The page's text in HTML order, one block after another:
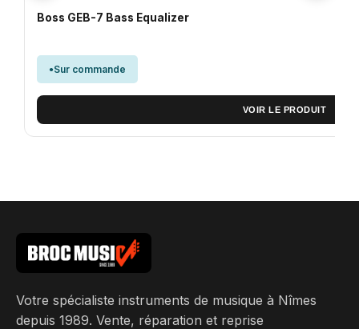
Boss GEB-7 Bass Equalizer
Sur commande
VOIR LE PRODUIT
Votre spécialiste instruments de musique à Nîmes
depuis 1989. Vente, réparation et reprise